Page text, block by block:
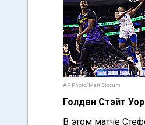
AP Photo/Matt Slocum
Голден Стэйт
В этом матче